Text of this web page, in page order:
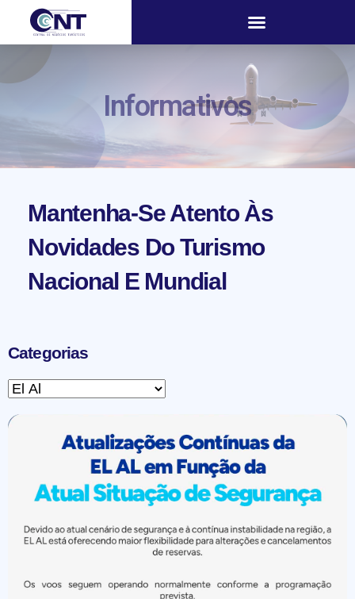
Informativos
Mantenha-Se Atento Às
Novidades Do Turismo
Nacional E Mundial
Categorias